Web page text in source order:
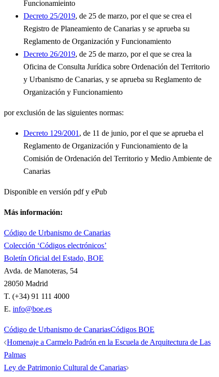
Funcionamieinto
Decreto 25/2019, de 25 de marzo, por el que se crea el
Registro de Planeamiento de Canarias y se aprueba su
Reglamento de Organización y Funcionamiento
Decreto 26/2019, de 25 de marzo, por el que se crea la
Oficina de Consulta Jurídica sobre Ordenación del Territorio
y Urbanismo de Canarias, y se aprueba su Reglamento de
Organización y Funcionamiento
por exclusión de las siguientes normas:
Decreto 129/2001 , de 11 de junio, por el que se aprueba el
Reglamento de Organización y Funcionamiento de la
Comisión de Ordenación del Territorio y Medio Ambiente de
Canarias
Disponible en versión pdf y ePub
Más información:
Código de Urbanismo de Canarias
Colección ‘Códigos electrónicos’
Boletín Oficial del Estado, BOE
Avda. de Manoteras, 54
28050 Madrid
T. (+34) 91 111 4000
E. info@boe.es
Código de Urbanismo de CanariasCódigos BOE
Navegación
de
entradas
Homenaje a Carmelo Padrón en la Escuela de Arquitectura de Las
Palmas
Ley de Patrimonio Cultural de Canarias